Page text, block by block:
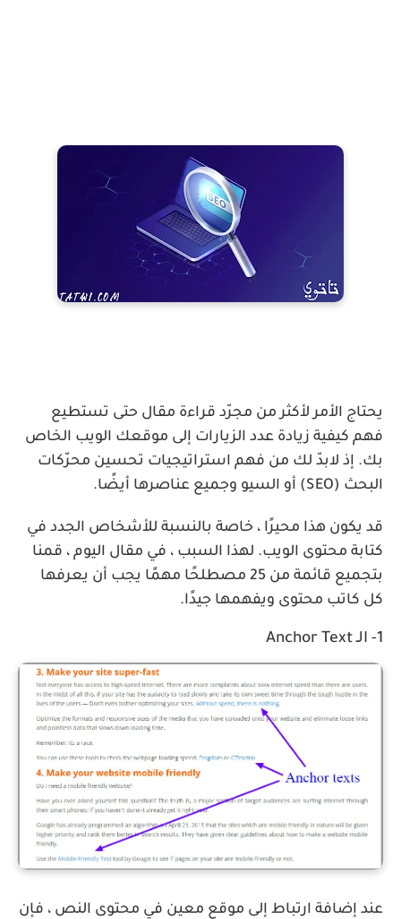
يحتاج الأمر لأكثر من مجرّد قراءة مقال حتى تستطيع
فهم كيفية زيادة عدد الزيارات إلى موقعك الويب الخاص
بك. إذ لابدّ لك من فهم استراتيجيات تحسين محرّكات
البحث (SEO) أو السيو وجميع عناصرها أيضًا.
قد يكون هذا محيرًا ، خاصة بالنسبة للأشخاص الجدد في
كتابة محتوى الويب. لهذا السبب ، في مقال اليوم ، قمنا
بتجميع قائمة من 25 مصطلحًا مهمًا يجب أن يعرفها
كل كاتب محتوى ويفهمها جيدًا.
1- الـ Anchor Text
عند إضافة ارتباط إلى موقع معين في محتوى النص ، فإن